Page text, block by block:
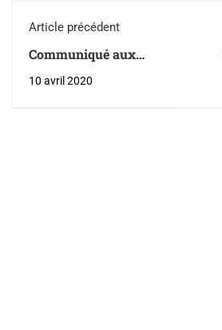
Article précédent
Communiqué aux
des acquis scolaires et
10 avril 2020